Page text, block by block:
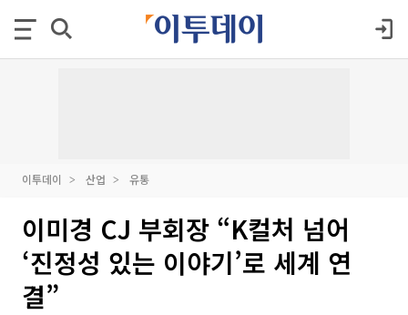
이투데이 산업 유통
이미경 CJ 부회장 “K컬처 넘어
‘진정성 있는 이야기’로 세계 연
결”